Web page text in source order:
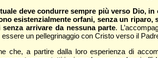
deve condurre sempre più verso Dio,
esistenzialmente orfani, senza un
arrivare da nessuna parte.
un pellegrinaggio con Cristo verso il
che, a partire dalla loro esperienza di